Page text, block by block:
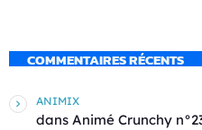
COMMENTAIRES RÉCENTS
ANIMIX
dans Animé Crunchy